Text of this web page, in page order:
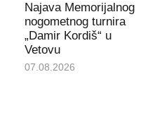
Najava Memorijalnog
nogometnog turnira
„Damir Kordiš“ u
Vetovu
07.08.2026